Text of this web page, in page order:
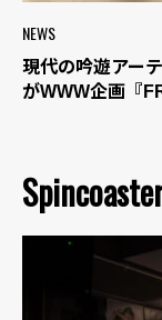
NEWS
現代の吟遊アー
がWWW企画『